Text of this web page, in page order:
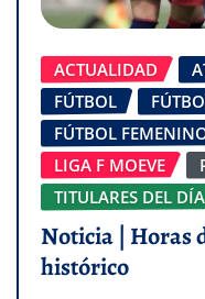
ACTUALIDAD
FÚTBOL
FÚTBOL
LIGA F MOEVE
TITULARES DEL DÍA
Noticia | Horas
histórico